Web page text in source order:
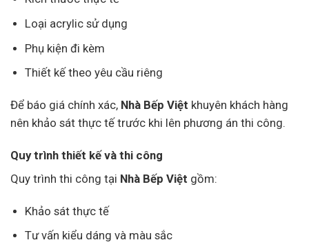
Loại acrylic sử dụng
Phụ kiện đi kèm
Thiết kế theo yêu cầu riêng
Để báo giá chính xác, Nhà Bếp Việt khuyên khách hàng
nên khảo sát thực tế trước khi lên phương án thi công.
Quy trình thiết kế và thi công
Quy trình thi công tại Nhà Bếp Việt gồm:
Khảo sát thực tế
Tư vấn kiểu dáng và màu sắc